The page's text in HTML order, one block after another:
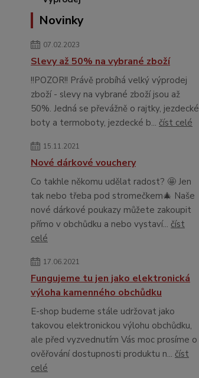
Novinky
07.02.2023
Slevy až 50% na vybrané zboží
!!POZOR!! Právě probíhá velký výprodej
zboží - slevy na vybrané zboží jsou až
50%. Jedná se převážně o rajtky, jezdecké
boty a termoboty, jezdecké b... číst celé
15.11.2021
Nové dárkové vouchery
Co takhle někomu udělat radost? 🤩 Jen
tak nebo třeba pod stromečkem🎄 Naše
nové dárkové poukazy můžete zakoupit
přímo v obchůdku a nebo vystaví... číst
celé
17.06.2021
Fungujeme tu jen jako elektronická
výloha kamenného obchůdku
E-shop budeme stále udržovat jako
takovou elektronickou výlohu obchůdku,
ale před vyzvednutím Vás moc prosíme o
ověřování dostupnosti produktu n... číst
celé